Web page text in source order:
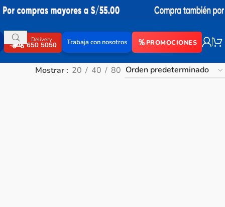
Delivery
650 5050 Trabaja con nosotros PROMOCIONES
Mostrar 20 40 80